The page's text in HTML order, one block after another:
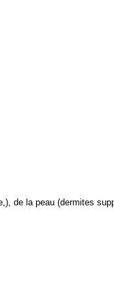
de la peau (dermites